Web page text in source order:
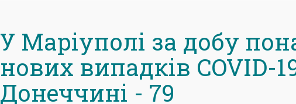
У Маріуполі за добу
нових випадків COVID-
Донеччині - 79